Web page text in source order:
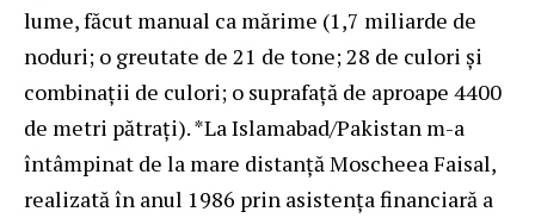
lume, făcut manual ca mărime (1,7 miliarde de
noduri; o greutate de 21 de tone; 28 de culori şi
combinaţii de culori; o suprafaţă de aproape 4400
de metri pătraţi). *La Islamabad/Pakistan m-a
întâmpinat de la mare distanţă Moscheea Faisal,
realizată în anul 1986 prin asistenţa financiară a